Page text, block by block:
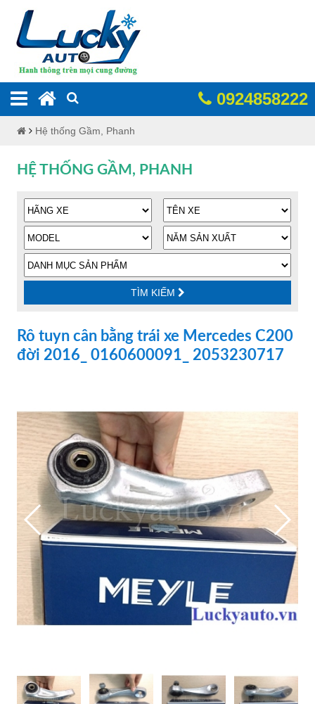
0924858222
Hệ thống Gầm, Phanh
HỆ THỐNG GẦM, PHANH
TÌM KIẾM
Rô tuyn cân bằng trái xe Mercedes C200
đời 2016_ 0160600091_ 2053230717